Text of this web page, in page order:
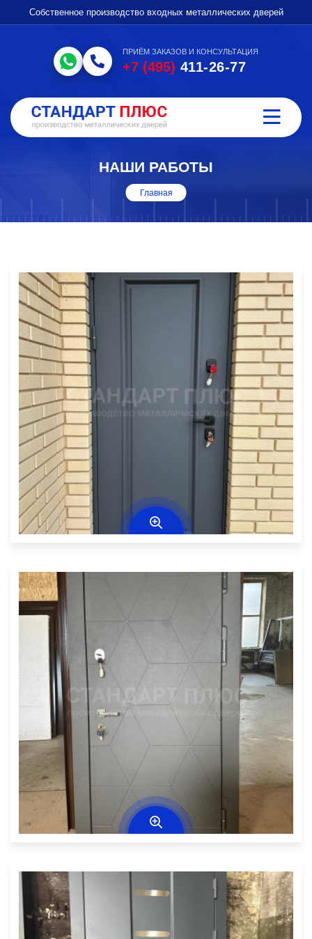
Собственное производство входных металлических дверей
ПРИЁМ ЗАКАЗОВ И КОНСУЛЬТАЦИЯ
+7 (495) 411-26-77
НАШИ РАБОТЫ
Главная